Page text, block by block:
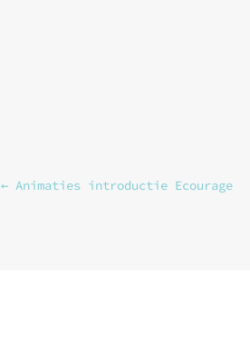
← Animaties introductie Ecourage